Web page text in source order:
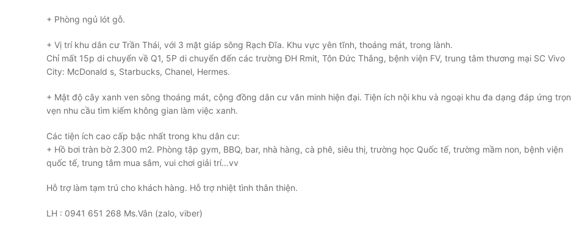
+ Phòng ngủ lót gỗ.
+ Vị trí khu dân cư Trần Thái, với 3 mặt giáp sông Rạch Đĩa. Khu vực yên tĩnh, thoáng mát, trong lành.
Chỉ mất 15p di chuyển về Q1, 5P di chuyển đến các trường ĐH Rmit, Tôn Đức Thắng, bệnh viện FV, trung tâm thương mại SC Vivo
City: McDonald s, Starbucks, Chanel, Hermes.
+ Mật độ cây xanh ven sông thoáng mát, cộng đồng dân cư văn minh hiện đại. Tiện ích nội khu và ngoại khu đa dạng đáp ứng trọn
vẹn nhu cầu tìm kiếm không gian làm việc xanh.
Các tiện ích cao cấp bậc nhất trong khu dân cư:
+ Hồ bơi tràn bờ 2.300 m2. Phòng tập gym, BBQ, bar, nhà hàng, cà phê, siêu thị, trường học Quốc tế, trường mầm non, bệnh viện
quốc tế, trung tâm mua sắm, vui chơi giải trí…vv
Hỗ trợ làm tạm trú cho khách hàng. Hỗ trợ nhiệt tình thân thiện.
LH : 0941 651 268 Ms.Vân (zalo, viber)